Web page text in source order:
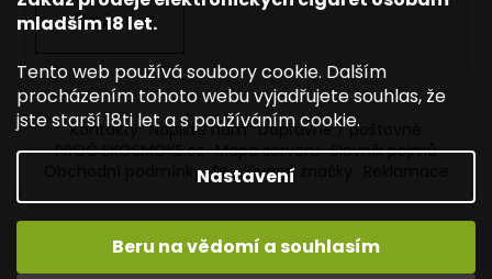
mladším 18 let.
Tento web používá soubory cookie. Dalším
procházením tohoto webu vyjadřujete souhlas, že
jste starší 18ti let a s používáním cookie.
Nastavení
Beru na vědomí a souhlasím
PŘIHLÁSIT SE
Kontakty Napište nám Dopravné / poštovné
PROČ EKOSMOKE.cz Mapa serveru Slovník pojmů
Obchodní podmínky Prodávané značky
Vytvořil Shoptet